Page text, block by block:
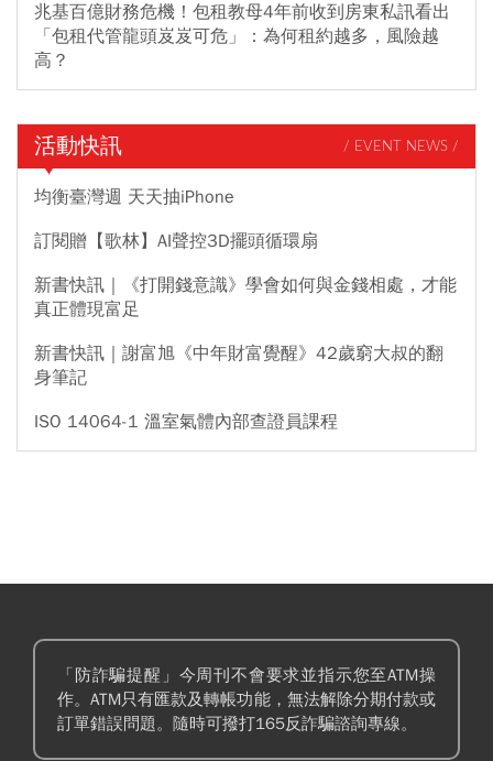
兆基百億財務危機！包租教母4年前收到房東私訊看出
「包租代管龍頭岌岌可危」：為何租約越多，風險越
高？
活動快訊 / EVENT NEWS /
均衡臺灣週 天天抽iPhone
訂閱贈【歌林】AI聲控3D擺頭循環扇
新書快訊｜《打開錢意識》學會如何與金錢相處，才能
真正體現富足
新書快訊｜謝富旭《中年財富覺醒》42歲窮大叔的翻
身筆記
ISO 14064-1 溫室氣體內部查證員課程
「防詐騙提醒」今周刊不會要求並指示您至ATM操
作。ATM只有匯款及轉帳功能，無法解除分期付款或
訂單錯誤問題。隨時可撥打165反詐騙諮詢專線。